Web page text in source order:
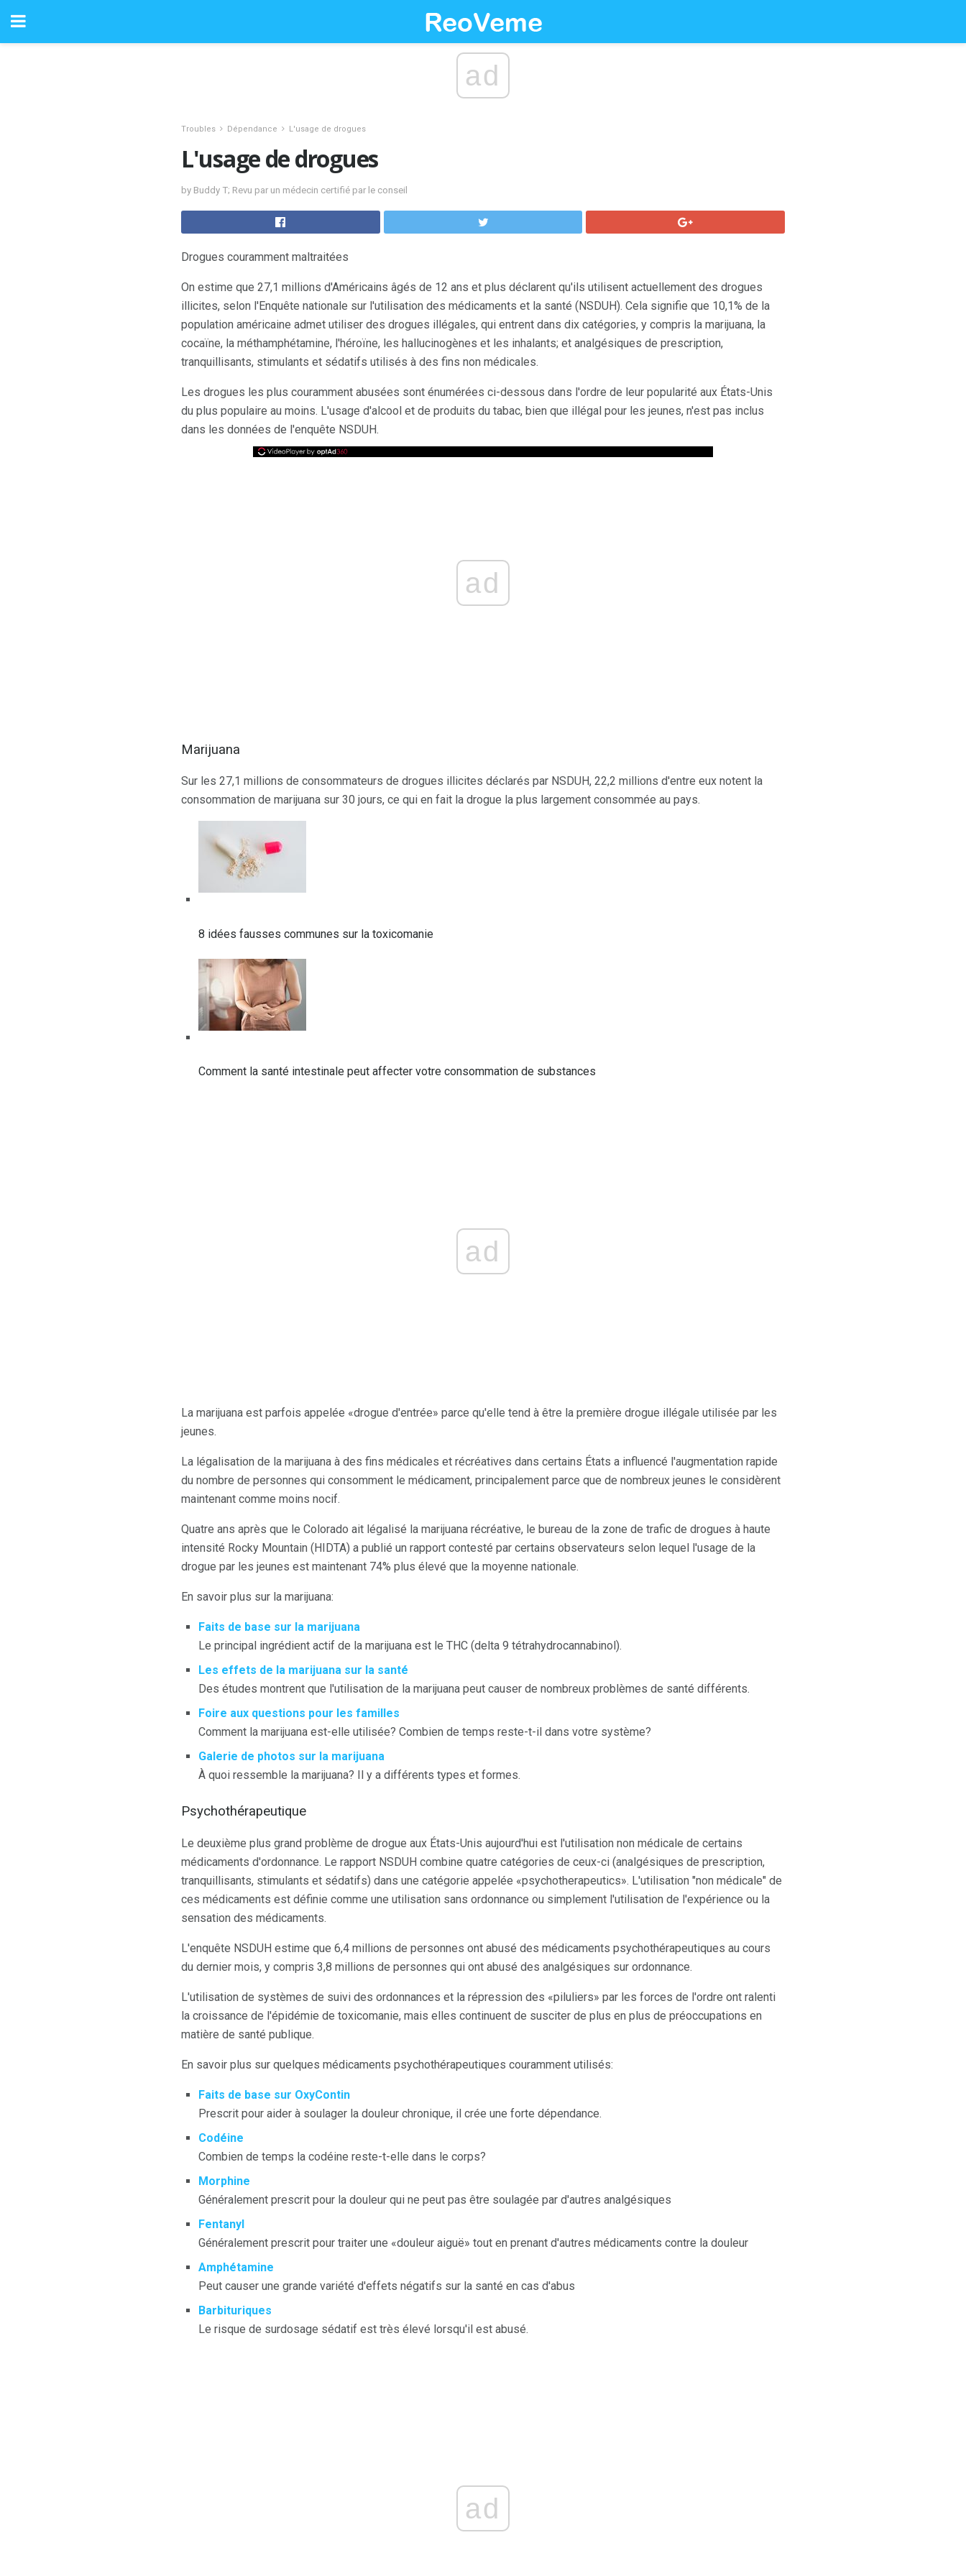
ad
Troubles Dépendance L'usage de drogues
L'usage de drogues
by Buddy T; Revu par un médecin certifié par le conseil
Drogues couramment maltraitées
On estime que 27,1 millions d'Américains âgés de 12 ans et plus déclarent qu'ils utilisent actuellement des drogues
illicites, selon l'Enquête nationale sur l'utilisation des médicaments et la santé (NSDUH). Cela signifie que 10,1% de la
population américaine admet utiliser des drogues illégales, qui entrent dans dix catégories, y compris la marijuana, la
cocaïne, la méthamphétamine, l'héroïne, les hallucinogènes et les inhalants; et analgésiques de prescription,
tranquillisants, stimulants et sédatifs utilisés à des fins non médicales.
Les drogues les plus couramment abusées sont énumérées ci-dessous dans l'ordre de leur popularité aux États-Unis
du plus populaire au moins. L'usage d'alcool et de produits du tabac, bien que illégal pour les jeunes, n'est pas inclus
dans les données de l'enquête NSDUH.
ad
Marijuana
Sur les 27,1 millions de consommateurs de drogues illicites déclarés par NSDUH, 22,2 millions d'entre eux notent la
consommation de marijuana sur 30 jours, ce qui en fait la drogue la plus largement consommée au pays.
8 idées fausses communes sur la toxicomanie
Comment la santé intestinale peut affecter votre consommation de substances
ad
La marijuana est parfois appelée «drogue d'entrée» parce qu'elle tend à être la première drogue illégale utilisée par les
jeunes.
La légalisation de la marijuana à des fins médicales et récréatives dans certains États a influencé l'augmentation rapide
du nombre de personnes qui consomment le médicament, principalement parce que de nombreux jeunes le considèrent
maintenant comme moins nocif.
Quatre ans après que le Colorado ait légalisé la marijuana récréative, le bureau de la zone de trafic de drogues à haute
intensité Rocky Mountain (HIDTA) a publié un rapport contesté par certains observateurs selon lequel l'usage de la
drogue par les jeunes est maintenant 74% plus élevé que la moyenne nationale.
En savoir plus sur la marijuana:
Faits de base sur la marijuana
Le principal ingrédient actif de la marijuana est le THC (delta 9 tétrahydrocannabinol).
Les effets de la marijuana sur la santé
Des études montrent que l'utilisation de la marijuana peut causer de nombreux problèmes de santé différents.
Foire aux questions pour les familles
Comment la marijuana est-elle utilisée? Combien de temps reste-t-il dans votre système?
Galerie de photos sur la marijuana
À quoi ressemble la marijuana? Il y a différents types et formes.
Psychothérapeutique
Le deuxième plus grand problème de drogue aux États-Unis aujourd'hui est l'utilisation non médicale de certains
médicaments d'ordonnance. Le rapport NSDUH combine quatre catégories de ceux-ci (analgésiques de prescription,
tranquillisants, stimulants et sédatifs) dans une catégorie appelée «psychotherapeutics». L'utilisation "non médicale" de
ces médicaments est définie comme une utilisation sans ordonnance ou simplement l'utilisation de l'expérience ou la
sensation des médicaments.
L'enquête NSDUH estime que 6,4 millions de personnes ont abusé des médicaments psychothérapeutiques au cours
du dernier mois, y compris 3,8 millions de personnes qui ont abusé des analgésiques sur ordonnance.
L'utilisation de systèmes de suivi des ordonnances et la répression des «piluliers» par les forces de l'ordre ont ralenti
la croissance de l'épidémie de toxicomanie, mais elles continuent de susciter de plus en plus de préoccupations en
matière de santé publique.
En savoir plus sur quelques médicaments psychothérapeutiques couramment utilisés:
Faits de base sur OxyContin
Prescrit pour aider à soulager la douleur chronique, il crée une forte dépendance.
Codéine
Combien de temps la codéine reste-t-elle dans le corps?
Morphine
Généralement prescrit pour la douleur qui ne peut pas être soulagée par d'autres analgésiques
Fentanyl
Généralement prescrit pour traiter une «douleur aiguë» tout en prenant d'autres médicaments contre la douleur
Amphétamine
Peut causer une grande variété d'effets négatifs sur la santé en cas d'abus
Barbituriques
Le risque de surdosage sédatif est très élevé lorsqu'il est abusé.
ad